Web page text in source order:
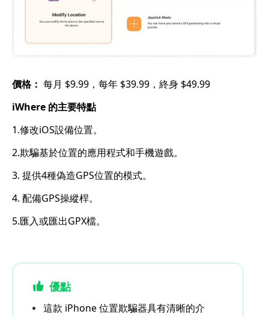
價格： 每月 $9.99，每年 $39.99，終身 $49.99
iWhere 的主要特點
1.修改iOS設備位置。
2.欺騙基於位置的應用程式和手機遊戲。
3. 提供4種偽造GPS位置的模式。
4. 配備GPS操縱桿。
5.匯入或匯出GPX檔。
優點
這款 iPhone 位置欺騙器具有清晰的介